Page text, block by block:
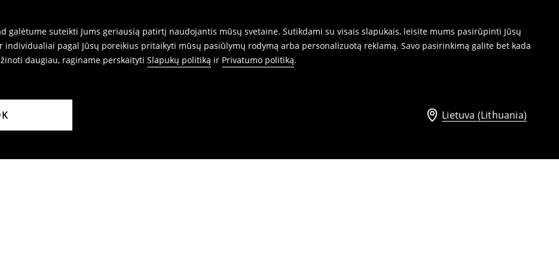
galėtume suteikti Jums geriausią patirtį naudojantis mūsų svetaine. Sutikdami su visais slapukais, leisite mums pasirūpinti Jūsų
pagal Jūsų poreikius pritaikyti mūsų pasiūlymų rodymą arba personalizuotą reklamą. Savo pasirinkimą galite bet kada
daugiau, raginame perskaityti Slapukų politiką ir Privatumo politiką.
Lietuva (Lithuania)